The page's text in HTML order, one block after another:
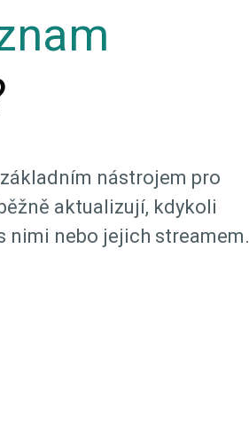
nástrojem pro
aktualizují, kdykoli
nimi nebo jejich streamem.